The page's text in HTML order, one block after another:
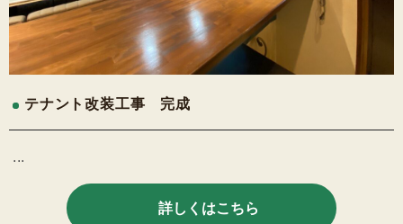
テナント改装工事 完成
...
詳しくはこちら